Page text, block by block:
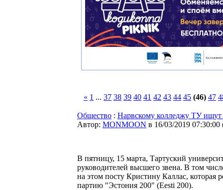
« 1 ... 37 38 39 40 41 42 43 44 45 (46) 47
Общество : Нарвскому колледжу ТУ ищут
Автор: MONMOON в 16/03/2019 07:30:00
В пятницу, 15 марта, Тартуский
руководителей высшего звена. В том
на этом посту Кристину Каллас, которая
партию "Эстония 200" (Eesti 200).